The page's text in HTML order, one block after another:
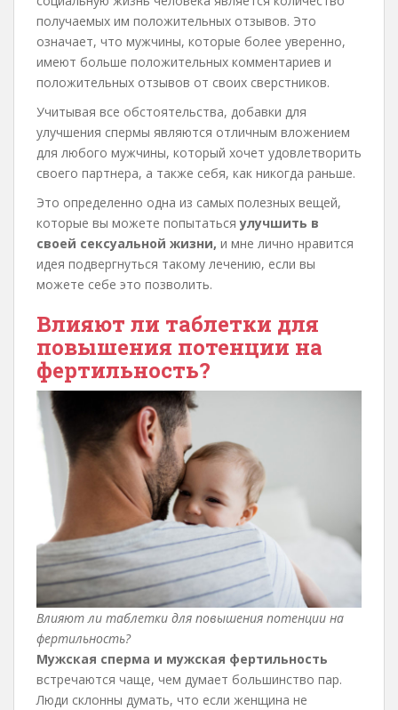
получаемых им положительных отзывов. Это
означает, что мужчины, которые более уверенно,
имеют больше положительных комментариев и
положительных отзывов от своих сверстников.
Учитывая все обстоятельства, добавки для
улучшения спермы являются отличным вложением
для любого мужчины, который хочет удовлетворить
своего партнера, а также себя, как никогда раньше.
Это определенно одна из самых полезных вещей,
которые вы можете попытатьсяулучшить в
своей сексуальной жизни, и мне лично нравится
идея подвергнуться такому лечению, если вы
можете себе это позволить.
Влияют ли таблетки для
повышения потенции на
фертильность?
Влияют ли таблетки для повышения потенции на
фертильность?
Мужская сперма и мужская фертильность
встречаются чаще, чем думает большинство пар.
Люди склонны думать, что если женщина не